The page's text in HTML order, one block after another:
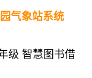
气象站系统
级智慧图书借